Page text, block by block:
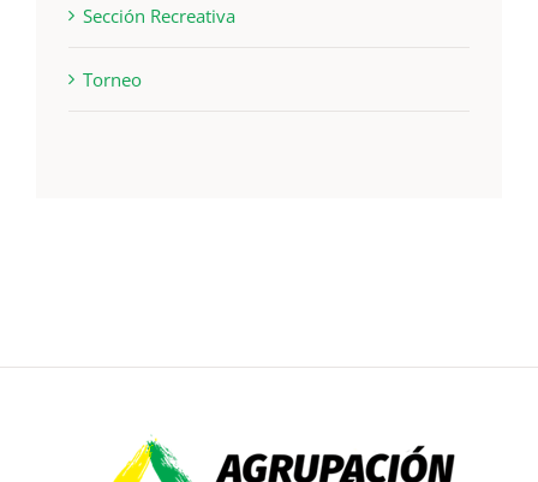
Sección Recreativa
Torneo